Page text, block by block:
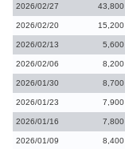
2026/02/27 43,800
2026/02/20 15,200
2026/02/13 5,600
2026/02/06 8,200
2026/01/30 8,700
2026/01/23 7,900
2026/01/16 7,800
2026/01/09 8,400